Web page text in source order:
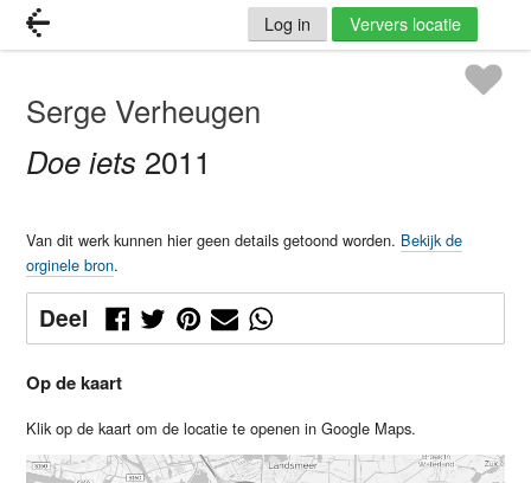
Log in Ververs locatie
Serge Verheugen
Doe iets 2011
Van dit werk kunnen hier geen details getoond worden. Bekijk de
orginele bron.
Deel
Op de kaart
Klik op de kaart om de locatie te openen in Google Maps.